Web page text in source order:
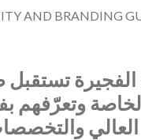
AND BRANDING
الفجيرة
وتعرّفهم
العالي